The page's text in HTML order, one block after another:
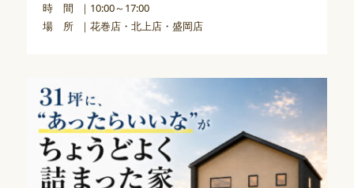
時 間
10:00～17:00
場 所
花巻店・北上店・盛岡店